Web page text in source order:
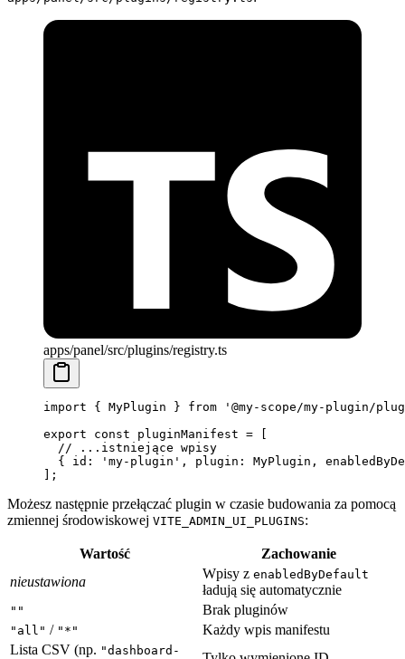
apps/panel/src/plugins/registry.ts
import { MyPlugin } from '@my-scope/my-plugin/
export const pluginManifest =
  // ...istniejące wpisy
  { id:
'my-plugin' , plugin: MyPlugin,
];
Możesz następnie przełączać plugin w czasie budowania za pomocą
zmiennej środowiskowej VITE_ADMIN_UI_PLUGINS:
Wartość
Zachowanie
nieustawiona
Wpisy z enabledByDefault
ładują się automatycznie
"" Brak pluginów
"all" / "*"
Każdy wpis manifestu
Lista CSV (np. "dashboard-